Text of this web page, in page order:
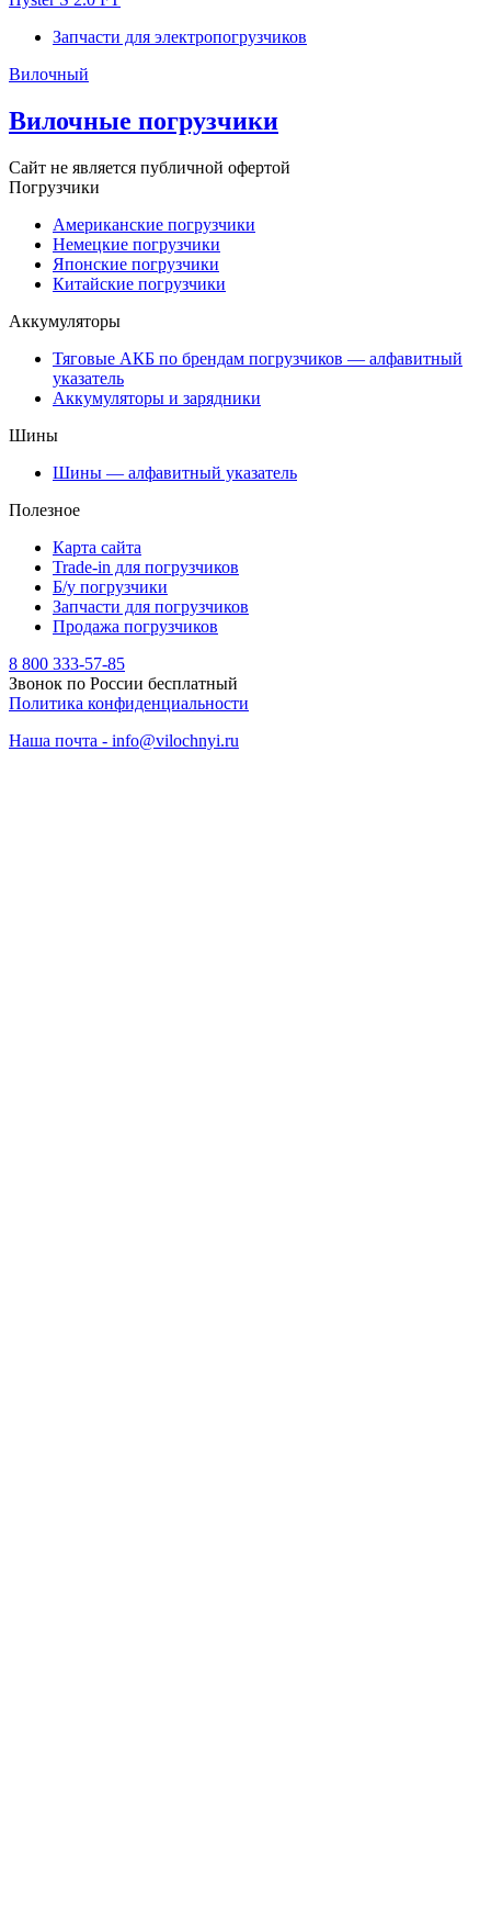
Запчасти для электропогрузчиков
Вилочный
Вилочные погрузчики
Сайт не является публичной офертой
Погрузчики
Американские погрузчики
Немецкие погрузчики
Японские погрузчики
Китайские погрузчики
Аккумуляторы
Тяговые АКБ по брендам погрузчиков — алфавитный
указатель
Аккумуляторы и зарядники
Шины
Шины — алфавитный указатель
Полезное
Карта сайта
Trade-in для погрузчиков
Б/у погрузчики
Запчасти для погрузчиков
Продажа погрузчиков
8 800 333-57-85
Звонок по России бесплатный
Политика конфиденциальности
Наша почта - info@vilochnyi.ru